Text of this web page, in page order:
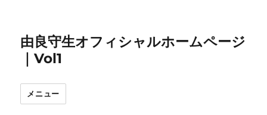
由良守生オフィシャルホームページ
｜Vol1
メニュー